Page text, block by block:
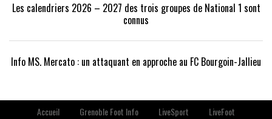
Les calendriers 2026 – 2027 des trois groupes de National 1 sont
connus
Info MS. Mercato : un attaquant en approche au FC Bourgoin-Jallieu
Accueil Grenoble Foot Info LiveSport
LiveFoot